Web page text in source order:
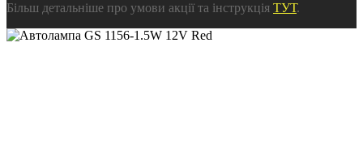
Більш детальніше про умови акції та інструкція ТУТ.